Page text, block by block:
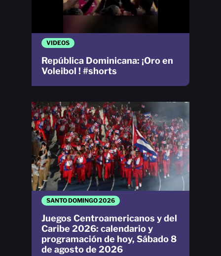
SANTO DOMINGO 2026
Juegos Centroamericanos y del
Caribe 2026: calendario y
programación de hoy, Sábado 8
de agosto de 2026
VIDEOS
República Dominicana: ¡Oro en
Voleibol ! #shorts